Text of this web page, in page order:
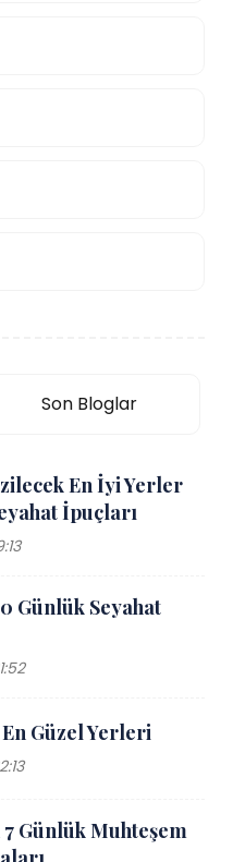
Son Bloglar
En İyi Yerler
İpuçları
Günlük Seyahat
Güzel Yerleri
Günlük Muhteşem